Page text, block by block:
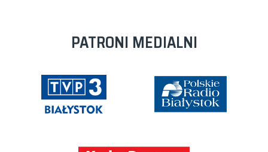
PATRONI MEDIALNI